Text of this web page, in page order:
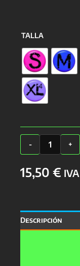
TALLA
-
Camiseta
cantidad
+
15,50 €
Descripción